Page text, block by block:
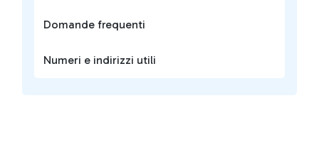
Domande frequenti
Numeri e indirizzi utili